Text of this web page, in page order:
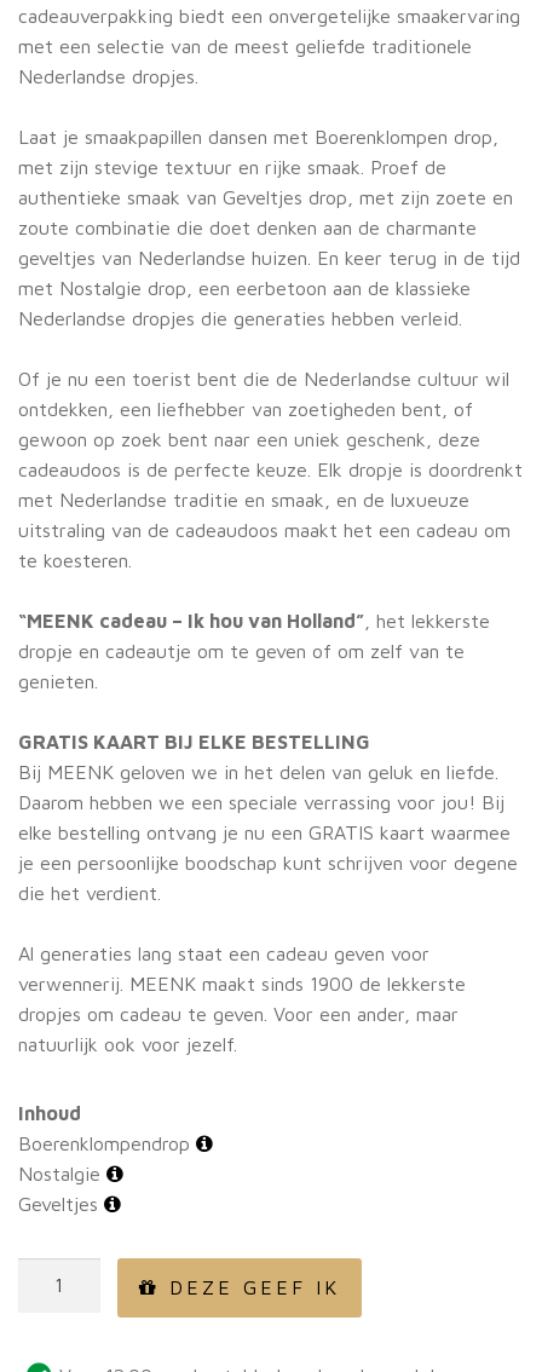
cadeauverpakking biedt een onvergetelijke smaakervaring
met een selectie van de meest geliefde traditionele
Nederlandse dropjes.
Laat je smaakpapillen dansen met Boerenklompen drop,
met zijn stevige textuur en rijke smaak. Proef de
authentieke smaak van Geveltjes drop, met zijn zoete en
zoute combinatie die doet denken aan de charmante
geveltjes van Nederlandse huizen. En keer terug in de tijd
met Nostalgie drop, een eerbetoon aan de klassieke
Nederlandse dropjes die generaties hebben verleid.
Of je nu een toerist bent die de Nederlandse cultuur wil
ontdekken, een liefhebber van zoetigheden bent, of
gewoon op zoek bent naar een uniek geschenk, deze
cadeaudoos is de perfecte keuze. Elk dropje is doordrenkt
met Nederlandse traditie en smaak, en de luxueuze
uitstraling van de cadeaudoos maakt het een cadeau om
te koesteren.
“MEENK cadeau – Ik hou van Holland” , het lekkerste
dropje en cadeautje om te geven of om zelf van te
genieten.
GRATIS KAART BIJ ELKE BESTELLING
Bij MEENK geloven we in het delen van geluk en liefde.
Daarom hebben we een speciale verrassing voor jou! Bij
elke bestelling ontvang je nu een GRATIS kaart waarmee
je een persoonlijke boodschap kunt schrijven voor degene
die het verdient.
Al generaties lang staat een cadeau geven voor
verwennerij. MEENK maakt sinds 1900 de lekkerste
dropjes om cadeau te geven. Voor een ander, maar
natuurlijk ook voor jezelf.
Inhoud
Boerenklompendrop
Nostalgie
Geveltjes
Ik
DEZE GEEF IK